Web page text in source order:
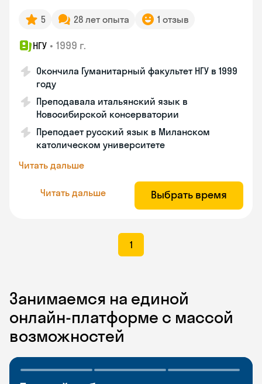
5 28 лет опыта 1 отзыв
НГУ • 1999 г.
Окончила Гуманитарный факультет НГУ в 1999
году
Преподавала итальянский язык в
Новосибирской консерватории
Преподает русский язык в Миланском
католическом университете
Читать дальше
Читать дальше Выбрать время
1
Занимаемся на единой
онлайн-платформе с массой
возможностей